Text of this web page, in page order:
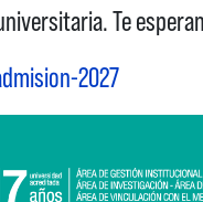
Te
2027